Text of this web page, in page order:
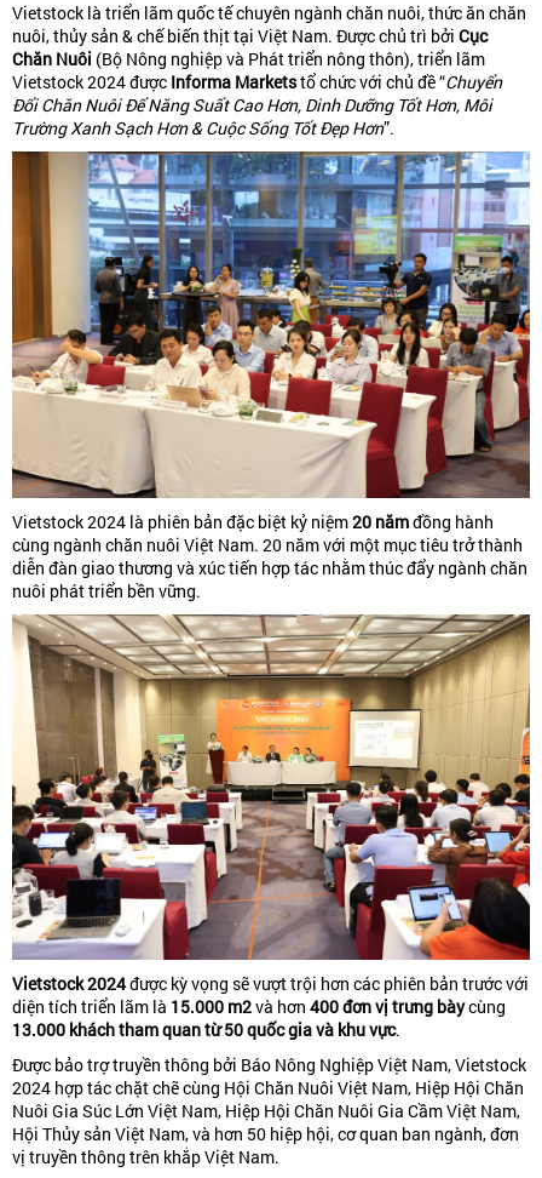
Vietstock là triển lãm quốc tế chuyên ngành chăn nuôi, thức ăn chăn
nuôi, thủy sản & chế biến thịt tại Việt Nam. Được chủ trì bởi Cục
Chăn Nuôi (Bộ Nông nghiệp và Phát triển nông thôn), triển lãm
Vietstock 2024 được Informa Marketstổ chức với chủ đề “Chuyển
Đổi Chăn Nuôi Để Năng Suất Cao Hơn, Dinh Dưỡng Tốt Hơn, Môi
Trường Xanh Sạch Hơn & Cuộc Sống Tốt Đẹp Hơn”.
Vietstock 2024 là phiên bản đặc biệt kỷ niệm20 nămđồng hành
cùng ngành chăn nuôi Việt Nam. 20 năm với một mục tiêu trở thành
diễn đàn giao thương và xúc tiến hợp tác nhằm thúc đẩy ngành chăn
nuôi phát triển bền vững.
Vietstock 2024được kỳ vọng sẽ vượt trội hơn các phiên bản trước với
diện tích triển lãm là 15.000 m2và hơn 400 đơn vị trưng bàycùng
13.000 khách tham quantừ 50 quốc gia và khu vực.
Được bảo trợ truyền thông bởi Báo Nông Nghiệp Việt Nam, Vietstock
2024 hợp tác chặt chẽ cùng Hội Chăn Nuôi Việt Nam, Hiệp Hội Chăn
Nuôi Gia Súc Lớn Việt Nam, Hiệp Hội Chăn Nuôi Gia Cầm Việt Nam,
Hội Thủy sản Việt Nam, và hơn 50 hiệp hội, cơ quan ban ngành, đơn
vị truyền thông trên khắp Việt Nam.